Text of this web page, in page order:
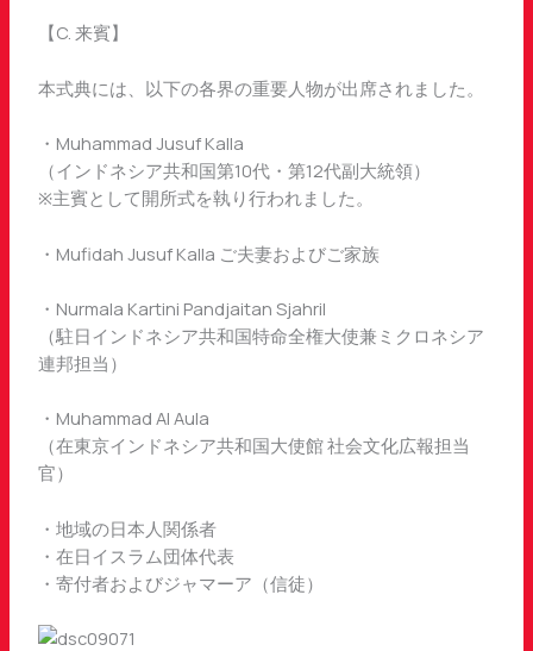
【C. 来賓】
本式典には、以下の各界の重要人物が出席されました。
・Muhammad Jusuf Kalla
（インドネシア共和国第10代・第12代副大統領）
※主賓として開所式を執り行われました。
・Mufidah Jusuf Kalla ご夫妻およびご家族
・Nurmala Kartini Pandjaitan Sjahril
（駐日インドネシア共和国特命全権大使兼ミクロネシア
連邦担当）
・Muhammad Al Aula
（在東京インドネシア共和国大使館 社会文化広報担当
官）
・地域の日本人関係者
・在日イスラム団体代表
・寄付者およびジャマーア（信徒）